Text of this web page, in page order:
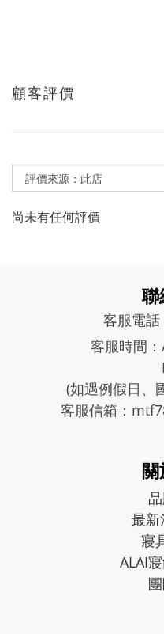
顧客評價
尚未有任何評價
聯
客服電
客服時間
PM-
(如遇例假日、
客服信箱：
最
寢
ALAI